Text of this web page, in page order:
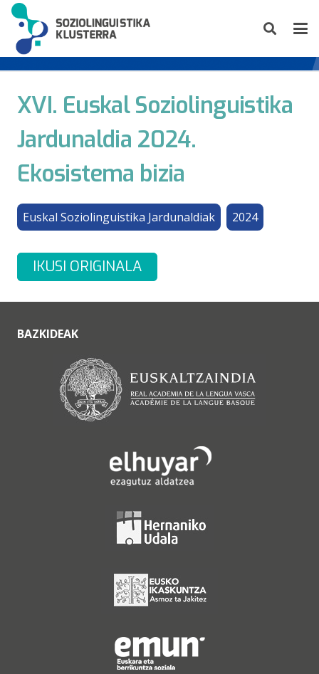
XVI. Euskal Soziolinguistika
Jardunaldia 2024.
Ekosistema bizia
Euskal Soziolinguistika Jardunaldiak 2024
IKUSI ORIGINALA
BAZKIDEAK